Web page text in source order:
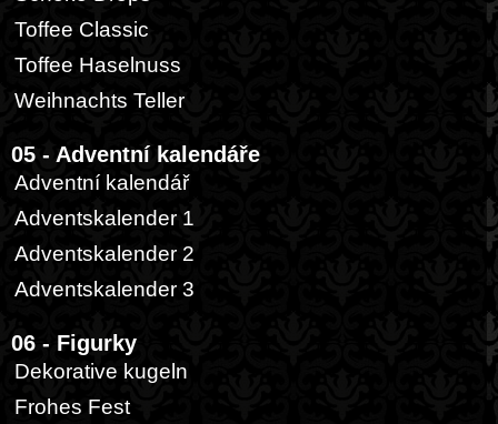
Toffee Classic
Toffee Haselnuss
Weihnachts Teller
05 - Adventní kalendáře
Adventní kalendář
Adventskalender 1
Adventskalender 2
Adventskalender 3
06 - Figurky
Dekorative kugeln
Frohes Fest